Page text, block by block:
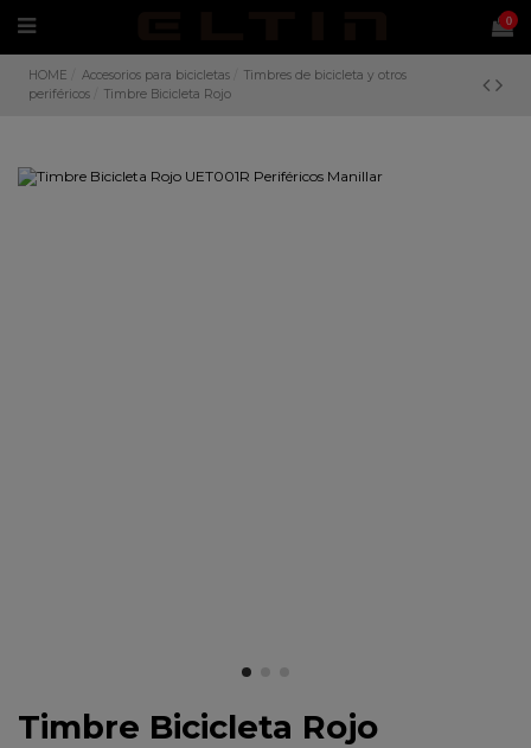
0
HOME Accesorios para bicicletas
Timbres de bicicleta y otros
periféricos
Timbre Bicicleta Rojo
Timbre Bicicleta Rojo